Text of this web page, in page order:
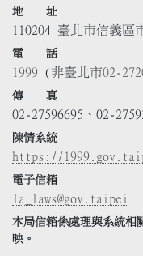
地 址
110204 臺北市信義區
電 話
1999 (非臺北市02-
傳 真
02-27596695、02-
陳情系統
https://
電子信箱
la_laws@gov.taipei
本局信箱係處理與系統相
映。